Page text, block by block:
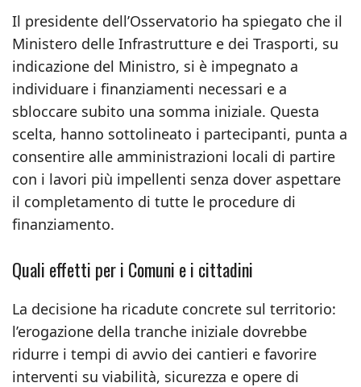
Il presidente dell’Osservatorio ha spiegato che il
Ministero delle Infrastrutture e dei Trasporti, su
indicazione del Ministro, si è impegnato a
individuare i finanziamenti necessari e a
sbloccare subito una somma iniziale. Questa
scelta, hanno sottolineato i partecipanti, punta a
consentire alle amministrazioni locali di partire
con i lavori più impellenti senza dover aspettare
il completamento di tutte le procedure di
finanziamento.
Quali effetti per i Comuni e i cittadini
La decisione ha ricadute concrete sul territorio:
l’erogazione della tranche iniziale dovrebbe
ridurre i tempi di avvio dei cantieri e favorire
interventi su viabilità, sicurezza e opere di